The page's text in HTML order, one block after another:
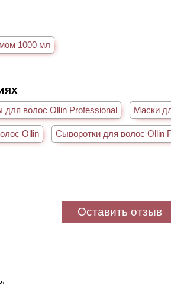
1000 мл
для волос Ollin Professional Маски
Ollin Сыворотки для волос Ollin
Оставить отзыв